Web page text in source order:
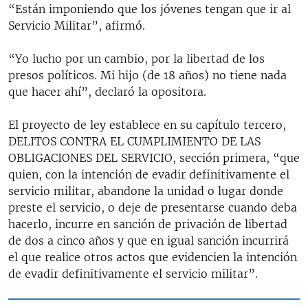
“Están imponiendo que los jóvenes tengan que ir al
Servicio Militar”, afirmó.
“Yo lucho por un cambio, por la libertad de los
presos políticos. Mi hijo (de 18 años) no tiene nada
que hacer ahí”, declaró la opositora.
El proyecto de ley establece en su capítulo tercero,
DELITOS CONTRA EL CUMPLIMIENTO DE LAS
OBLIGACIONES DEL SERVICIO, sección primera, “que
quien, con la intención de evadir definitivamente el
servicio militar, abandone la unidad o lugar donde
preste el servicio, o deje de presentarse cuando deba
hacerlo, incurre en sanción de privación de libertad
de dos a cinco años y que en igual sanción incurrirá
el que realice otros actos que evidencien la intención
de evadir definitivamente el servicio militar”.